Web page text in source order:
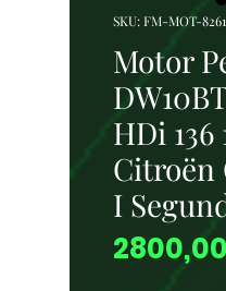
SKU: FM-MOT-8261
Motor
HDi 136
Citroën
I